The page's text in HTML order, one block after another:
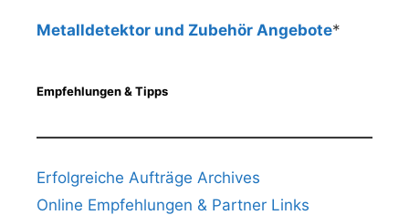
Metalldetektor und Zubehör Angebote*
Empfehlungen & Tipps
Erfolgreiche Aufträge Archives
Online Empfehlungen & Partner Links